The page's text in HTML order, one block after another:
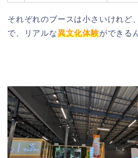
それぞれのブースは小さいけれど
で、リアルな異文化体験ができる